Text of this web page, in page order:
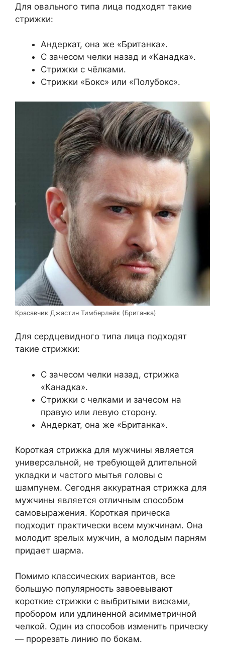
Для овального типа лица подходят такие
стрижки:
Андеркат, она же «Британка».
С зачесом челки назад и «Канадка».
Стрижки с чёлками.
Стрижки «Бокс» или «Полубокс».
Красавчик Джастин Тимберлейк (Британка)
Для сердцевидного типа лица подходят
такие стрижки:
С зачесом челки назад, стрижка
«Канадка».
Стрижки с челками и зачесом на
правую или левую сторону.
Андеркат, она же «Британка».
Короткая стрижка для мужчины является
универсальной, не требующей длительной
укладки и частого мытья головы с
шампунем. Сегодня аккуратная стрижка для
мужчины является отличным способом
самовыражения. Короткая прическа
подходит практически всем мужчинам. Она
молодит зрелых мужчин, а молодым парням
придает шарма.
Помимо классических вариантов, все
большую популярность завоевывают
короткие стрижки с выбритыми висками,
пробором или удлиненной асимметричной
челкой. Один из способов изменить прическу
— прорезать линию по бокам.